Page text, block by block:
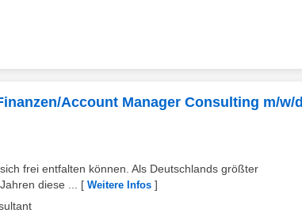
Account Manager Consulting m/w/
frei entfalten können. Als Deutschlands größter
diese ...
[ Weitere Infos ]